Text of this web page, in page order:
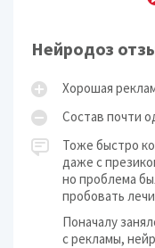
Нейродоз
Хорошая
Состав почти
Тоже быстро
даже с
но проблема
пробовать
Поначалу
с рекламы,